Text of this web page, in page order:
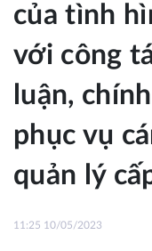
của tình
với công
luận,
phục vụ
quản lý
11:25 10/05/2023